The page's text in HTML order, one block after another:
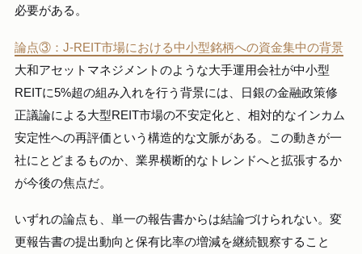
必要がある。
論点③：J-REIT市場における中小型銘柄への資金集中の背景
大和アセットマネジメントのような大手運用会社が中小型
REITに5%超の組み入れを行う背景には、日銀の金融政策修
正議論による大型REIT市場の不安定化と、相対的なインカム
安定性への再評価という構造的な文脈がある。この動きが一
社にとどまるものか、業界横断的なトレンドへと拡張するか
が今後の焦点だ。
いずれの論点も、単一の報告書からは結論づけられない。変
更報告書の提出動向と保有比率の増減を継続観察すること